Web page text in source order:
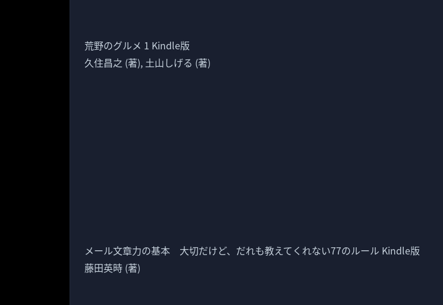
荒野のグルメ 1 Kindle版
久住昌之 (著), 土山しげる (著)
メール文章力の基本 大切だけど、だれも教えてくれない77のルール Kindle版
藤田英時 (著)